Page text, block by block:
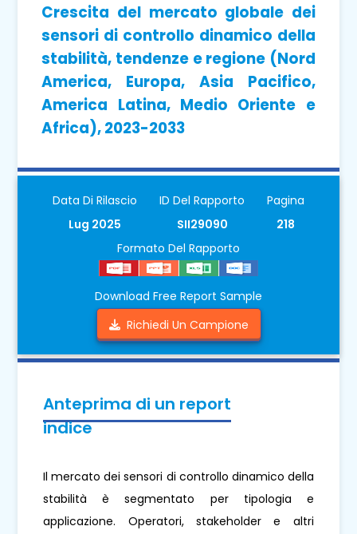
Crescita del mercato globale dei
sensori di controllo dinamico della
stabilità, tendenze e regione (Nord
America, Europa, Asia Pacifico,
America Latina, Medio Oriente e
Africa), 2023-2033
Data Di Rilascio
Lug 2025
ID Del Rapporto
SII29090
Pagina
218
Formato Del Rapporto
Download Free Report Sample
Richiedi Un Campione
Anteprima di un report
indice
Il mercato dei sensori di controllo dinamico della
stabilità è segmentato per tipologia e
applicazione. Operatori, stakeholder e altri